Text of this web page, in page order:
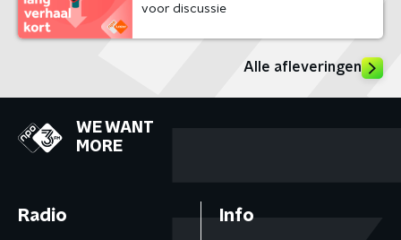
voor discussie
Alle afleveringen
WE WANT
MORE
Radio Info